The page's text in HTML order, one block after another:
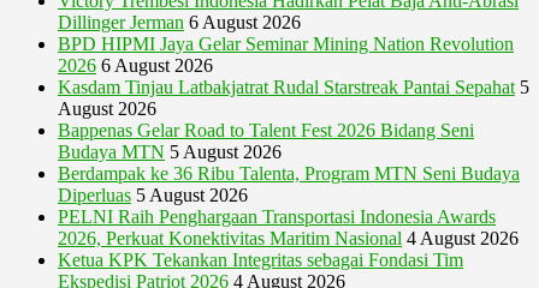
Dillinger Jerman 6 August 2026
BPD HIPMI Jaya Gelar Seminar Mining Nation Revolution
2026 6 August 2026
Kasdam Tinjau Latbakjatrat Rudal Starstreak Pantai Sepahat 5
August 2026
Bappenas Gelar Road to Talent Fest 2026 Bidang Seni
Budaya MTN 5 August 2026
Berdampak ke 36 Ribu Talenta, Program MTN Seni Budaya
Diperluas 5 August 2026
PELNI Raih Penghargaan Transportasi Indonesia Awards
2026, Perkuat Konektivitas Maritim Nasional 4 August 2026
Ketua KPK Tekankan Integritas sebagai Fondasi Tim
Ekspedisi Patriot 2026 4 August 2026